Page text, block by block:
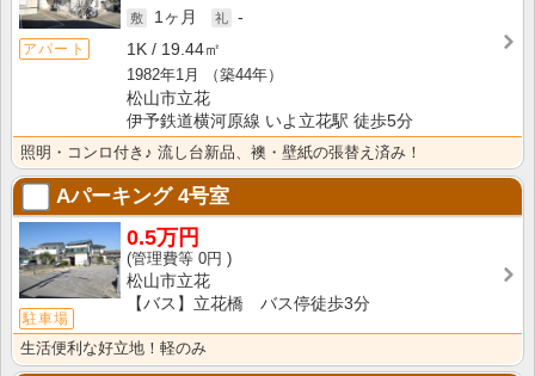
アパート
1ヶ月
-
1K
19.44㎡
1982年1月
（築44年）
松山市立花
伊予鉄道横河原線 いよ立花駅 徒歩5分
照明・コンロ付き♪ 流し台新品、襖・壁紙の張替え済み！
Aパーキング4号室
駐車場
0.5万円
0円
松山市立花
【バス】立花橋 バス停徒歩3分
生活便利な好立地！軽のみ